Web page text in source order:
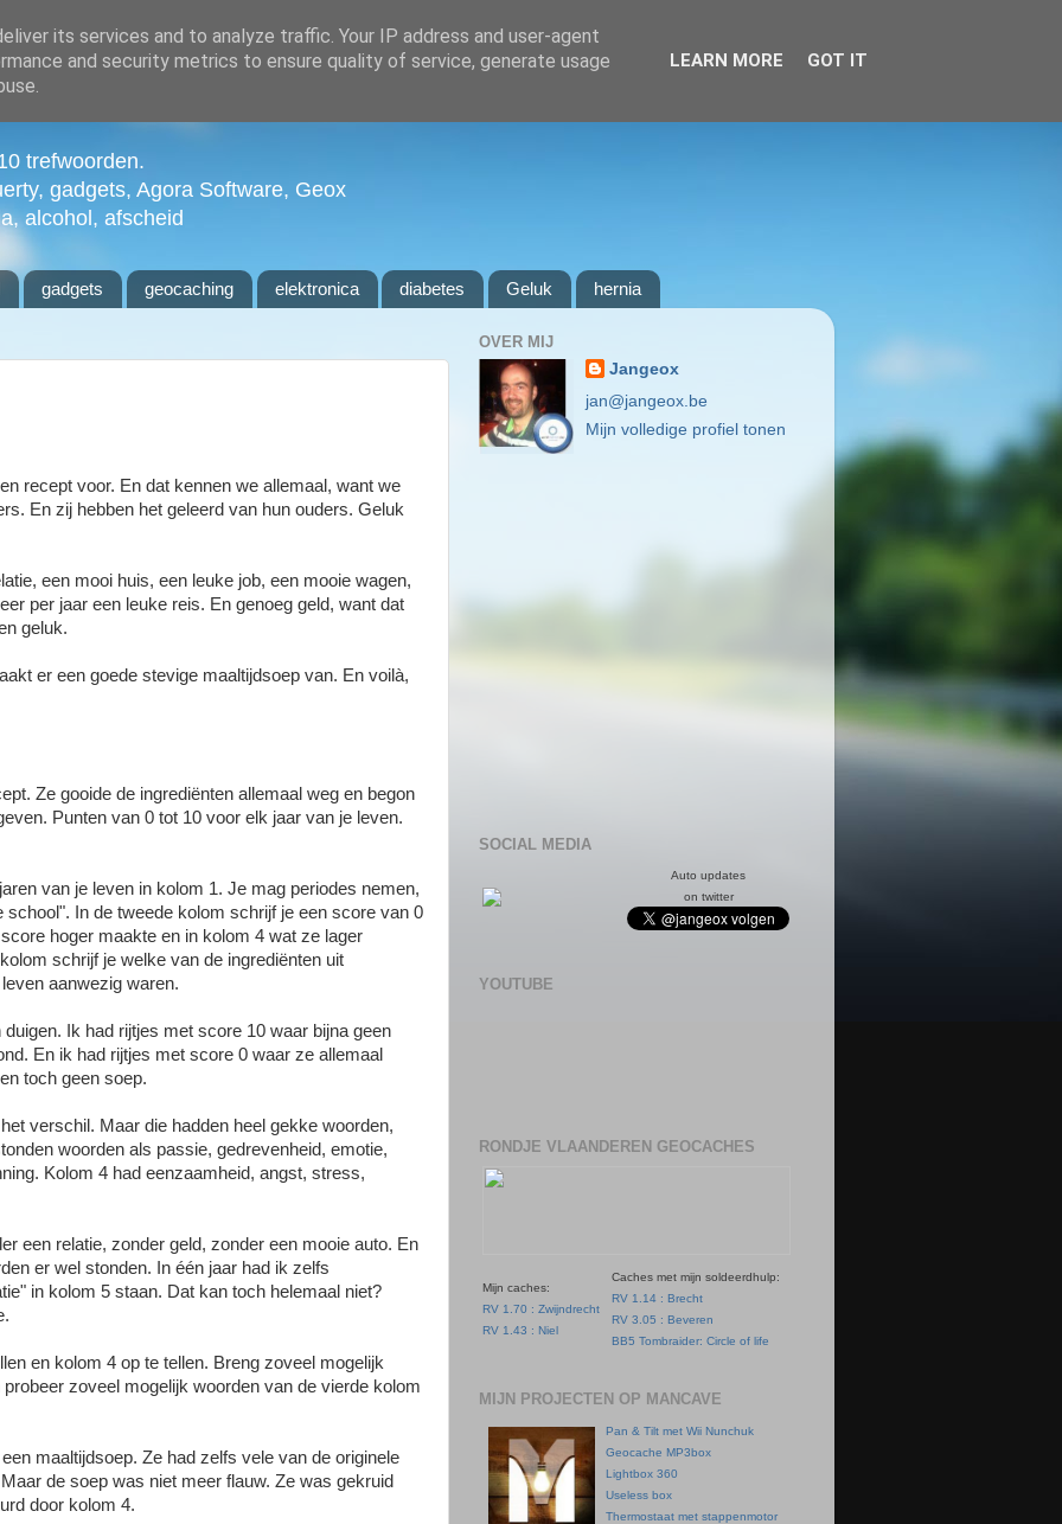
trefwoorden.
gadgets, Agora Software, Geox
alcohol, afscheid
gadgets geocaching elektronica diabetes Geluk hernia
recept voor. En dat kennen we allemaal, want we
En zij hebben het geleerd van hun ouders. Geluk
een mooi huis, een leuke job, een mooie wagen,
per jaar een leuke reis. En genoeg geld, want dat
geluk.
er een goede stevige maaltijdsoep van. En voilà,
Ze gooide de ingrediënten allemaal weg en begon
Punten van 0 tot 10 voor elk jaar van je leven.
van je leven in kolom 1. Je mag periodes nemen,
school". In de tweede kolom schrijf je een score van 0
hoger maakte en in kolom 4 wat ze lager
schrijf je welke van de ingrediënten uit
aanwezig waren.
Ik had rijtjes met score 10 waar bijna geen
En ik had rijtjes met score 0 waar ze allemaal
toch geen soep.
verschil. Maar die hadden heel gekke woorden,
woorden als passie, gedrevenheid, emotie,
Kolom 4 had eenzaamheid, angst, stress,
een relatie, zonder geld, zonder een mooie auto. En
er wel stonden. In één jaar had ik zelfs
in kolom 5 staan. Dat kan toch helemaal niet?
en kolom 4 op te tellen. Breng zoveel mogelijk
zoveel mogelijk woorden van de vierde kolom
maaltijdsoep. Ze had zelfs vele van de originele
de soep was niet meer flauw. Ze was gekruid
door kolom 4.
OVER MIJ
Jangeox
jan@jangeox.be
Mijn volledige profiel tonen
SOCIAL MEDIA
Auto updates
on twitter
YOUTUBE
RONDJE VLAANDEREN GEOCACHES
Mijn caches:
RV 1.70 : Zwijndrecht
RV 1.43 : Niel
Caches met mijn soldeerdhulp:
RV 1.14 : Brecht
RV 3.05 : Beveren
BB5 Tombraider: Circle of life
MIJN PROJECTEN OP MANCAVE
Pan & Tilt met Wii Nunchuk
Geocache MP3box
Lightbox 360
Useless box
Thermostaat met stappenmotor
its services and to analyze traffic. Your IP address and user-agent
and security metrics to ensure quality of service, generate usage
LEARN MORE GOT IT